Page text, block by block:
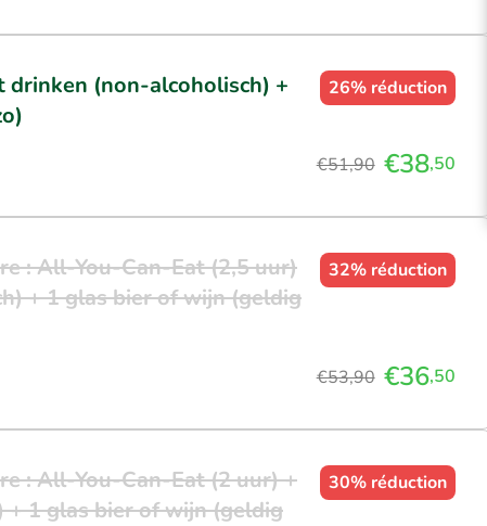
(non-alcoholisch) +
26% réduction
€51,90 €38,50
: All-You-Can-Eat (2,5 uur)
+ 1 glas bier of wijn (geldig
32% réduction
€53,90 €36,50
: All-You-Can-Eat (2 uur) +
1 glas bier of wijn (geldig
30% réduction